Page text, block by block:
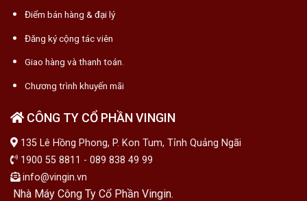
Điểm bán hàng & đại lý
Đăng ký cộng tác viên
Giao hàng và thanh toán.
Chương trình khuyến mãi
CÔNG TY CỔ PHẦN VINGIN
135 Lê Hồng Phong, P. Kon Tum, Tỉnh Quảng Ngãi
1900 55 8811 - 089 838 49 99
info@vingin.vn
Nhà Máy Công Ty Cổ Phần Vingin.